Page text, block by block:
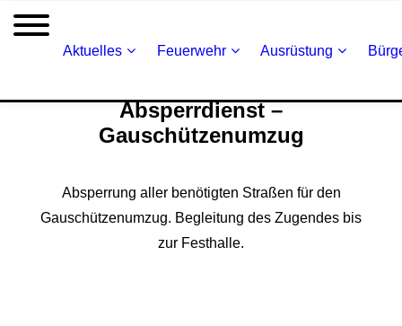
Aktuelles Feuerwehr Ausrüstung
Absperrdienst –
Gauschützenumzug
Absperrung aller benötigten Straßen für den
Gauschützenumzug. Begleitung des Zugendes bis
zur Festhalle.